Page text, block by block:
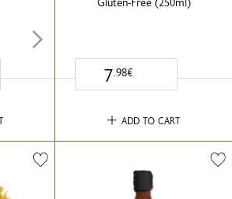
7.98€
ADD TO CART